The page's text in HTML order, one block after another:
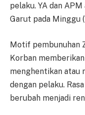
pelaku. YA dan
Garut pada Minggu
Motif pembunuhan
Korban
menghentikan atau
dengan pelaku.
berubah menjadi